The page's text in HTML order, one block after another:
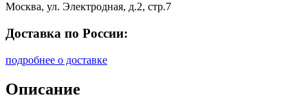
Москва, ул. Электродная, д.2, стр.7
Доставка по России:
подробнее о доставке
Описание